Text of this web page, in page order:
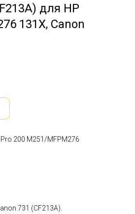
для HP
131X, Canon
200 M251/MFPM276
731 (CF213A).